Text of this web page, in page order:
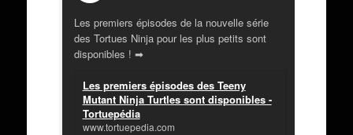
Les premiers épisodes de la nouvelle série
des Tortues Ninja pour les plus petits sont
disponibles ! ➡
Les premiers épisodes des Teeny
Mutant Ninja Turtles sont disponibles -
Tortuepédia
www.tortuepedia.com